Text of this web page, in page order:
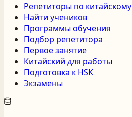
Репетиторы по китайскому
Найти учеников
Программы обучения
Подбор репетитора
Первое занятие
Китайский для работы
Подготовка к HSK
Экзамены